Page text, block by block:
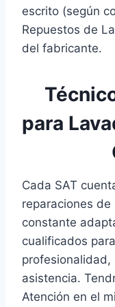
escrito (según
Repuestos de
del fabricante.
para
Cada SAT
reparaciones
constante
cualificados
profesionalidad,
asistencia.
Atención en el